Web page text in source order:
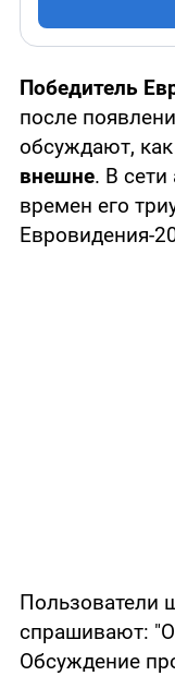
Победитель
после
обсуждают, как
внешне. В
времен его
Евровидения-
Пользователи
спрашивают:
Обсуждение